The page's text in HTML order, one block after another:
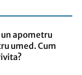
apometru
umed. Cum